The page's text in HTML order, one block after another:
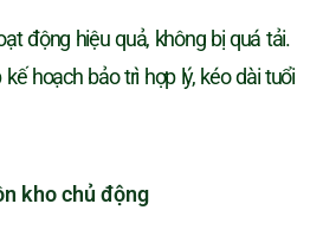
động hiệu quả, không bị quá tải.
hoạch bảo trì hợp lý, kéo dài tuổi
kho chủ động